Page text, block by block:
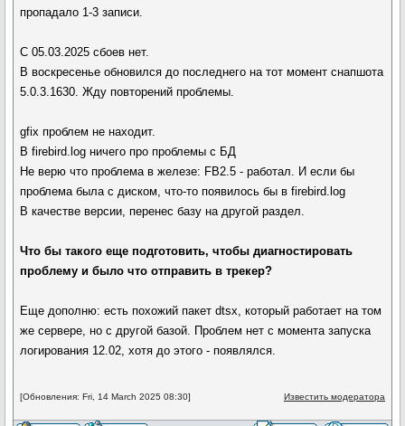
пропадало 1-3 записи.
С 05.03.2025 сбоев нет.
В воскресенье обновился до последнего на тот момент снапшота
5.0.3.1630. Жду повторений проблемы.
gfix проблем не находит.
В firebird.log ничего про проблемы с БД
Не верю что проблема в железе: FB2.5 - работал. И если бы
проблема была с диском, что-то появилось бы в firebird.log
В качестве версии, перенес базу на другой раздел.
Что бы такого еще подготовить, чтобы диагностировать
проблему и было что отправить в трекер?
Еще дополню: есть похожий пакет dtsx, который работает на том
же сервере, но с другой базой. Проблем нет с момента запуска
логирования 12.02, хотя до этого - появлялся.
[Обновления: Fri, 14 March 2025 08:30] Известить модератора